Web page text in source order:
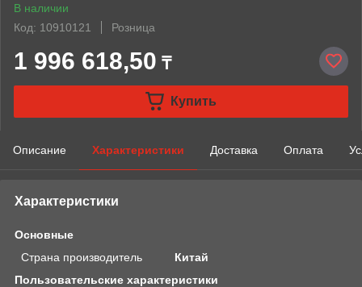
В наличии
Код: 10910121
Розница
1 996 618,50 ₸
Купить
Описание Характеристики Доставка Оплата
Характеристики
Основные
Страна производитель
Китай
Пользовательские характеристики